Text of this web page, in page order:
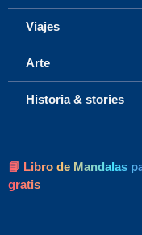
Viajes
Arte
Historia & stories
📘 Libro de Mandalas
gratis